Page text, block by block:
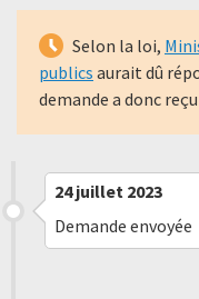
Selon la loi,
publics aurait dû
demande a donc
24 juillet 2023
Demande envoyée